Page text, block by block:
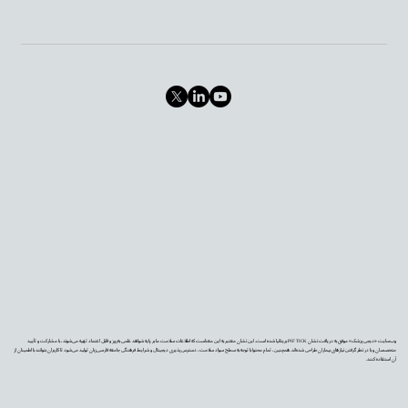
وب‌سایت «دیجی‌پزشک» موفق به دریافت نشان PIF TICK بریتانیا شده است. این نشان معتبر به این معناست که اطلاعات سلامت ما بر پایه شواهد علمی به‌روز و قابل اعتماد تهیه می‌شوند، با مشارکت و تأیید
متخصصان و با در نظر گرفتن نیازهای بیماران طراحی شده‌اند. همچنین، تمام محتوا با توجه به سطح سواد سلامت، دسترس‌پذیری دیجیتال و شرایط فرهنگی جامعه فارسی‌زبان تولید می‌شود تا کاربران بتوانند با اطمینان از
آن استفاده کنند.